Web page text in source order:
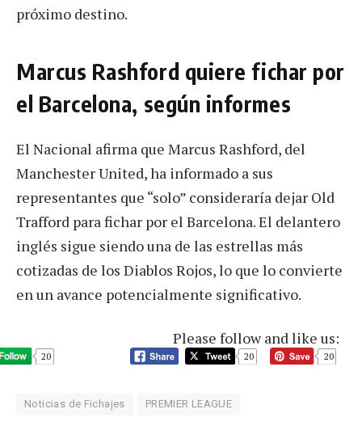
próximo destino.
Marcus Rashford quiere fichar por
el Barcelona, según informes
El Nacional afirma que Marcus Rashford, del
Manchester United, ha informado a sus
representantes que “solo” consideraría dejar Old
Trafford para fichar por el Barcelona. El delantero
inglés sigue siendo una de las estrellas más
cotizadas de los Diablos Rojos, lo que lo convierte
en un avance potencialmente significativo.
Please follow and like us:
20 20 20
Noticias de Fichajes PREMIER LEAGUE